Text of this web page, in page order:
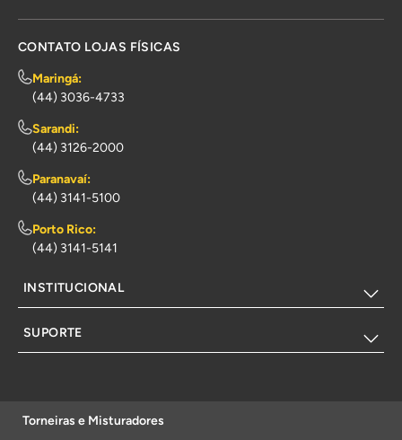
CONTATO LOJAS FÍSICAS
Maringá:
(44) 3036-4733
Sarandi:
(44) 3126-2000
Paranavaí:
(44) 3141-5100
Porto Rico:
(44) 3141-5141
INSTITUCIONAL
SUPORTE
Torneiras e Misturadores